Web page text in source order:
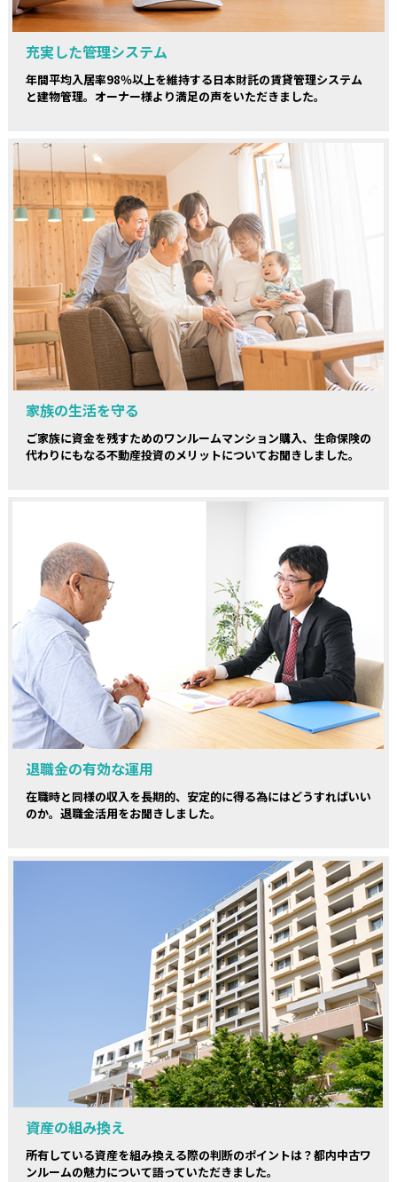
充実した管理システム
年間平均入居率98％以上を維持する日本財託の賃貸管理システム
と建物管理。オーナー様より満足の声をいただきました。
家族の生活を守る
ご家族に資金を残すためのワンルームマンション購入、生命保険の
代わりにもなる不動産投資のメリットについてお聞きしました。
退職金の有効な運用
在職時と同様の収入を長期的、安定的に得る為にはどうすればいい
のか。退職金活用をお聞きしました。
資産の組み換え
所有している資産を組み換える際の判断のポイントは？都内中古ワ
ンルームの魅力について語っていただきました。